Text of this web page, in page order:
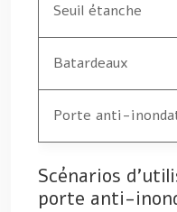
Seuil étanche
Batardeaux
Porte anti-
Scénarios
porte anti-